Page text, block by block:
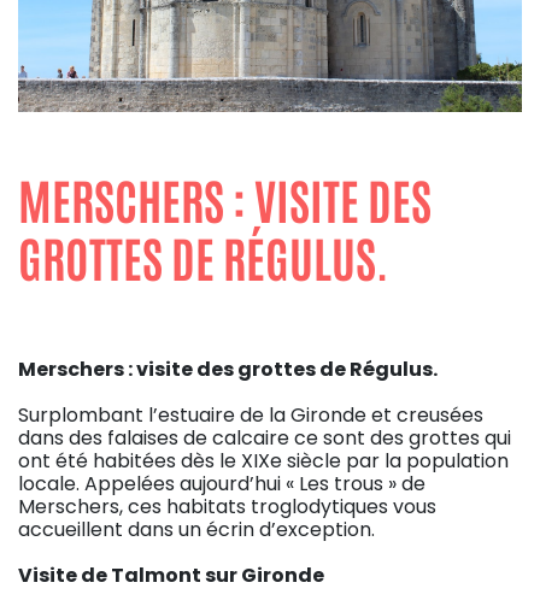
MERSCHERS : VISITE DES
GROTTES DE RÉGULUS.
Merschers : visite des grottes de Régulus.
Surplombant l’estuaire de la Gironde et creusées
dans des falaises de calcaire ce sont des grottes qui
ont été habitées dès le XIXe siècle par la population
locale. Appelées aujourd’hui « Les trous » de
Merschers, ces habitats troglodytiques vous
accueillent dans un écrin d’exception.
Visite de Talmont sur Gironde